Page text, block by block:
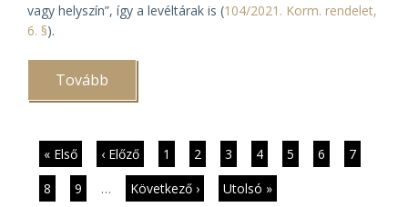
vagy helyszín”, így a levéltárak is (104/2021. Korm. rendelet,
6. §).
Tovább
levéltárak
19-
től)
Oldalszámozás
Első
oldal
« Első
Előző
oldal
‹ Előző Page
1 Page
2 Page
3 Page
4
Jelenlegi
5 Page
6 Page
7
Page
8 Page
9 …
Következő
Következő ›
Utolsó
Utolsó »